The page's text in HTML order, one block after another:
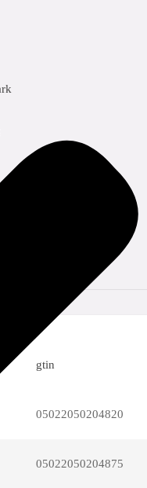
gtin
05022050204820
05022050204875